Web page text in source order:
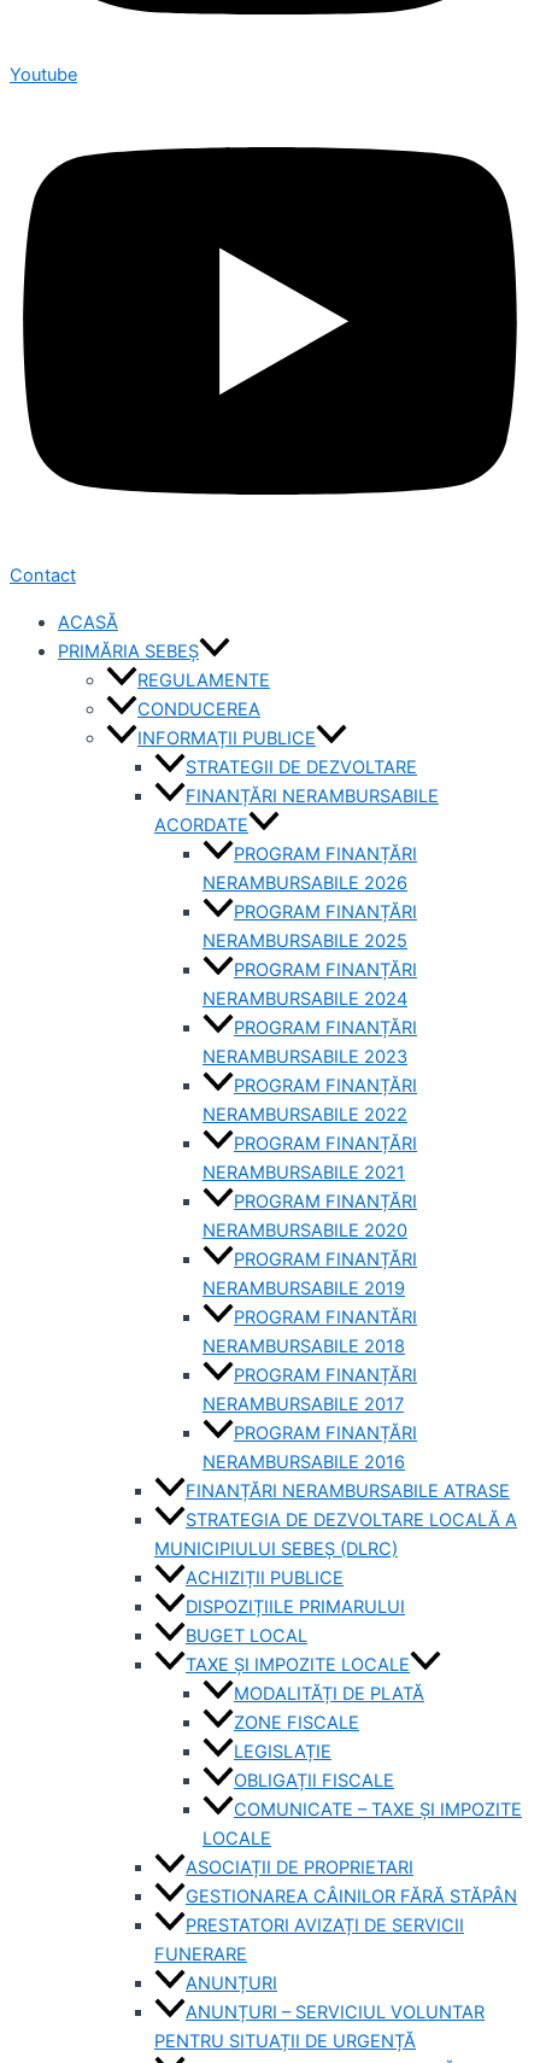
Youtube
Contact
ACASĂ
PRIMĂRIA SEBEȘ
REGULAMENTE
CONDUCEREA
INFORMAȚII PUBLICE
STRATEGII DE DEZVOLTARE
FINANȚĂRI NERAMBURSABILE
ACORDATE
PROGRAM FINANȚĂRI
NERAMBURSABILE 2026
PROGRAM FINANȚĂRI
NERAMBURSABILE 2025
PROGRAM FINANȚĂRI
NERAMBURSABILE 2024
PROGRAM FINANȚĂRI
NERAMBURSABILE 2023
PROGRAM FINANȚĂRI
NERAMBURSABILE 2022
PROGRAM FINANȚĂRI
NERAMBURSABILE 2021
PROGRAM FINANȚĂRI
NERAMBURSABILE 2020
PROGRAM FINANȚĂRI
NERAMBURSABILE 2019
PROGRAM FINANTĂRI
NERAMBURSABILE 2018
PROGRAM FINANȚĂRI
NERAMBURSABILE 2017
PROGRAM FINANȚĂRI
NERAMBURSABILE 2016
FINANȚĂRI NERAMBURSABILE ATRASE
STRATEGIA DE DEZVOLTARE LOCALĂ A
MUNICIPIULUI SEBEȘ (DLRC)
ACHIZIȚII PUBLICE
DISPOZIȚIILE PRIMARULUI
BUGET LOCAL
TAXE ȘI IMPOZITE LOCALE
MODALITĂȚI DE PLATĂ
ZONE FISCALE
LEGISLAȚIE
OBLIGAȚII FISCALE
COMUNICATE – TAXE ȘI IMPOZITE
LOCALE
ASOCIAȚII DE PROPRIETARI
GESTIONAREA CÂINILOR FĂRĂ STĂPÂN
PRESTATORI AVIZAȚI DE SERVICII
FUNERARE
ANUNȚURI
ANUNȚURI – SERVICIUL VOLUNTAR
PENTRU SITUAȚII DE URGENȚĂ